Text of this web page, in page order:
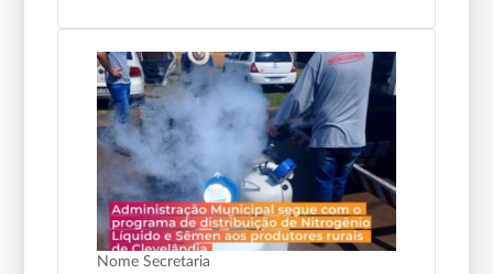
Nome Secretaria